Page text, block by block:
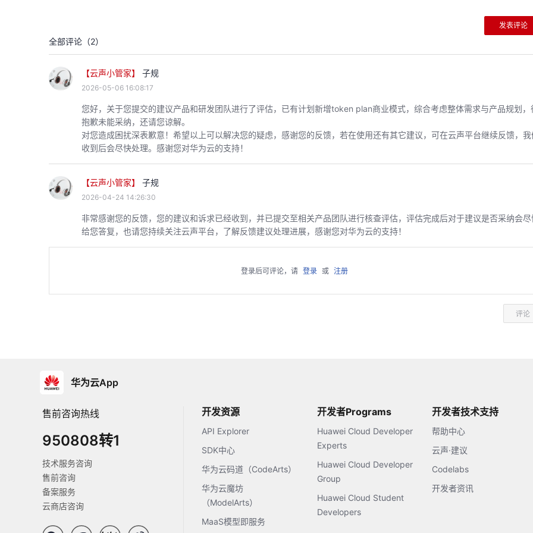
发表评论
全部评论（2）
【云声小管家】 子规
2026-05-06 16:08:17
您好，关于您提交的建议产品和研发团队进行了评估，已有计划新增token plan商业模式，综合考虑整体需求与产品规划，
抱歉未能采纳，还请您谅解。
对您造成困扰深表歉意！希望以上可以解决您的疑虑，感谢您的反馈，若在使用还有其它建议，可在云声平台继续反馈，我
收到后会尽快处理。感谢您对华为云的支持！
【云声小管家】 子规
2026-04-24 14:26:30
非常感谢您的反馈，您的建议和诉求已经收到，并已提交至相关产品团队进行核查评估，评估完成后对于建议是否采纳会尽
给您答复，也请您持续关注云声平台，了解反馈建议处理进展，感谢您对华为云的支持！
登录后可评论，请 登录 或 注册
评论
华为云App
售前咨询热线
950808转1
技术服务咨询
售前咨询
备案服务
云商店咨询
开发资源
API Explorer
SDK中心
华为云码道（CodeArts）
华为云魔坊
（ModelArts）
MaaS模型即服务
开发者Programs
Huawei Cloud Developer
Experts
Huawei Cloud Developer
Group
Huawei Cloud Student
Developers
开发者技术支持
帮助中心
云声·建议
Codelabs
开发者资讯